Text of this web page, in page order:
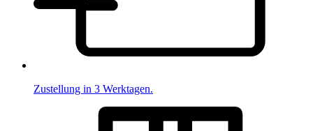
Zustellung in 3 Werktagen.